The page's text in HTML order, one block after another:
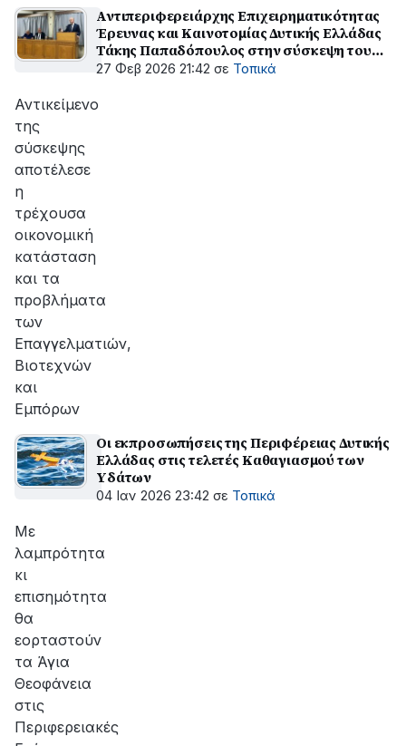
Αντιπεριφερειάρχης Επιχειρηματικότητας
Έρευνας και Καινοτομίας Δυτικής Ελλάδας
Τάκης Παπαδόπουλος στην σύσκεψη του
ΟΕΒΕΣΝΑ: Στηρίζουμε με πράξεις την
27 Φεβ 2026 21:42 σε Τοπικά
Αντικείμενο
της
σύσκεψης
αποτέλεσε
η
τρέχουσα
οικονομική
κατάσταση
και τα
προβλήματα
των
Επαγγελματιών,
Βιοτεχνών
και
Εμπόρων
Οι εκπροσωπήσεις της Περιφέρειας Δυτικής
Ελλάδας στις τελετές Καθαγιασμού των
Yδάτων
04 Ιαν 2026 23:42 σε Τοπικά
Με
λαμπρότητα
κι
επισημότητα
θα
εορταστούν
τα Άγια
Θεοφάνεια
στις
Περιφερειακές